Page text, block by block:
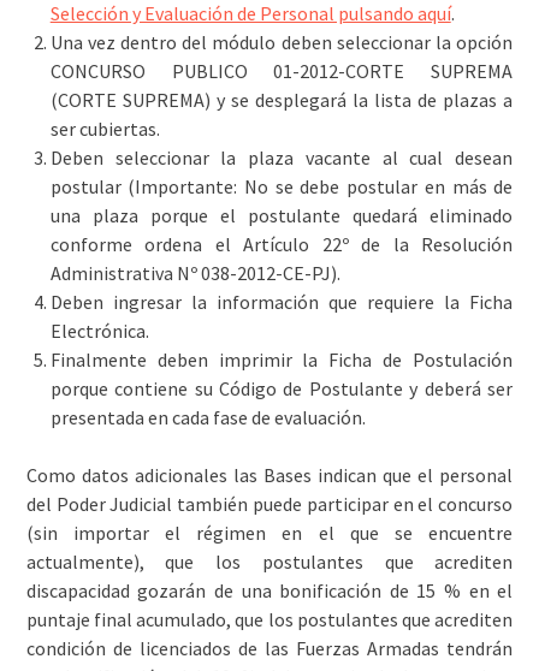
Selección y Evaluación de Personal pulsando aquí.
Una vez dentro del módulo deben seleccionar la opción
CONCURSO PUBLICO 01-2012-CORTE SUPREMA
(CORTE SUPREMA) y se desplegará la lista de plazas a
ser cubiertas.
Deben seleccionar la plaza vacante al cual desean
postular (Importante: No se debe postular en más de
una plaza porque el postulante quedará eliminado
conforme ordena el Artículo 22º de la Resolución
Administrativa Nº 038-2012-CE-PJ).
Deben ingresar la información que requiere la Ficha
Electrónica.
Finalmente deben imprimir la Ficha de Postulación
porque contiene su Código de Postulante y deberá ser
presentada en cada fase de evaluación.
Como datos adicionales las Bases indican que el personal
del Poder Judicial también puede participar en el concurso
(sin importar el régimen en el que se encuentre
actualmente), que los postulantes que acrediten
discapacidad gozarán de una bonificación de 15 % en el
puntaje final acumulado, que los postulantes que acrediten
condición de licenciados de las Fuerzas Armadas tendrán